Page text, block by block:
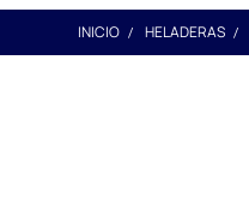
INICIO HELADERAS